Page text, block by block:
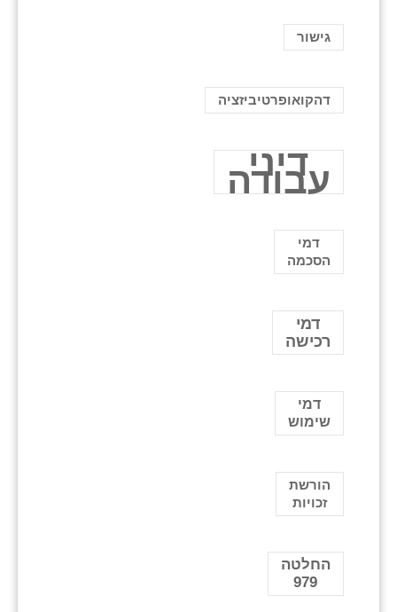
גישור
דהקואופרטיביזציה
דיני
עבודה
דמי
הסכמה
דמי
רכישה
דמי
שימוש
הורשת
זכויות
החלטה
979